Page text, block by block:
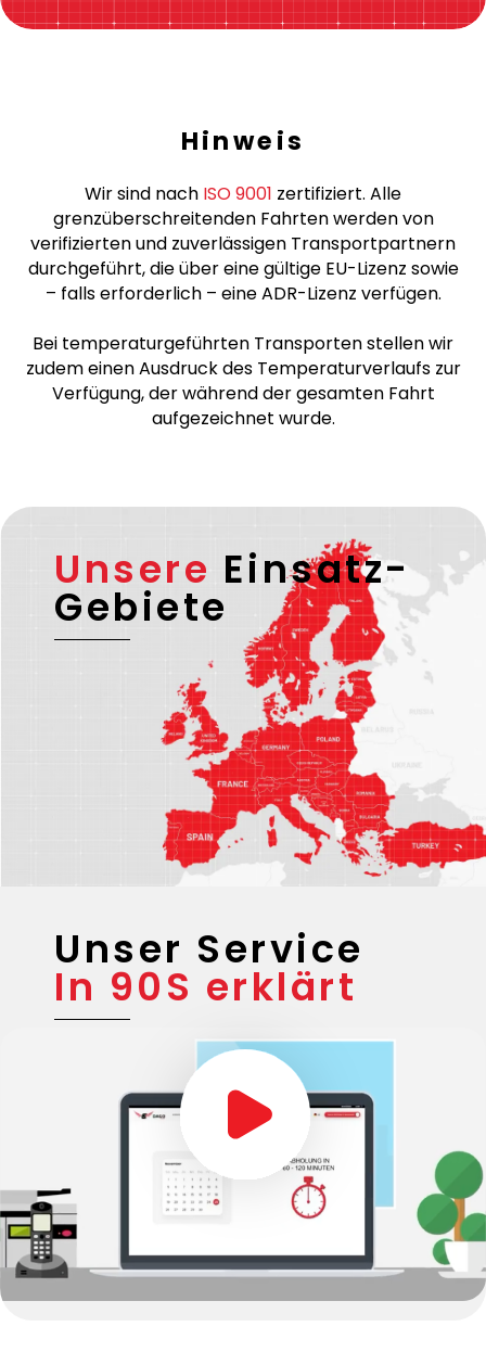
Hinweis
Wir sind nach ISO 9001 zertifiziert. Alle
grenzüberschreitenden Fahrten werden von
verifizierten und zuverlässigen Transportpartnern
durchgeführt, die über eine gültige EU-Lizenz sowie
– falls erforderlich – eine ADR-Lizenz verfügen.
Bei temperaturgeführten Transporten stellen wir
zudem einen Ausdruck des Temperaturverlaufs zur
Verfügung, der während der gesamten Fahrt
aufgezeichnet wurde.
Unsere Einsatz-
Gebiete
Unser Service
In 90S erklärt